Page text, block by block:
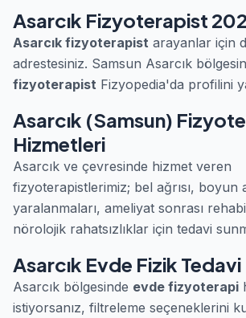
Asarcık Fizyoterapist
Asarcık fizyoterapist arayanlar için
adrestesiniz. Samsun Asarcık
fizyoterapist Fizyopedia'da profilini
Asarcık (Samsun)
Hizmetleri
Asarcık ve çevresinde hizmet veren
fizyoterapistlerimiz; bel ağrısı, boyun
yaralanmaları, ameliyat sonrası
nörolojik rahatsızlıklar için tedavi
Asarcık Evde Fizik Tedavi
Asarcık bölgesinde evde fizyoterapi
istiyorsanız, filtreleme seçeneklerini